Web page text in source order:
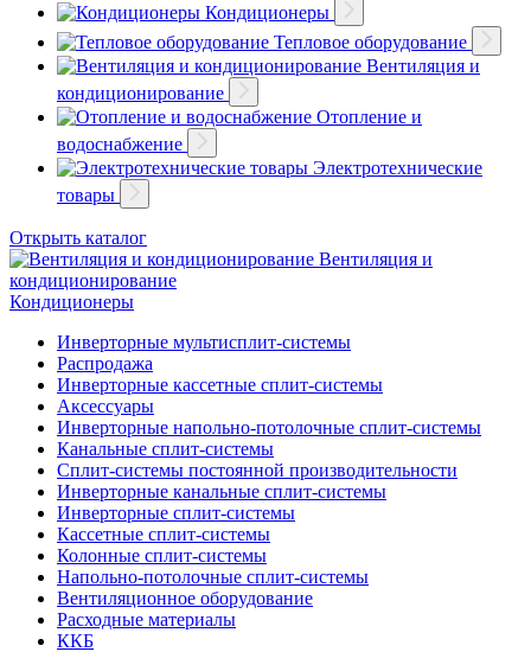
Кондиционеры
Тепловое оборудование
Вентиляция и
кондиционирование
Отопление и
водоснабжение
Электротехнические
товары
Открыть каталог
Вентиляция и
кондиционирование
Кондиционеры
Инверторные мультисплит-системы
Распродажа
Инверторные кассетные сплит-системы
Аксессуары
Инверторные напольно-потолочные сплит-системы
Канальные сплит-системы
Сплит-системы постоянной производительности
Инверторные канальные сплит-системы
Инверторные сплит-системы
Кассетные сплит-системы
Колонные сплит-системы
Напольно-потолочные сплит-системы
Вентиляционное оборудование
Расходные материалы
ККБ